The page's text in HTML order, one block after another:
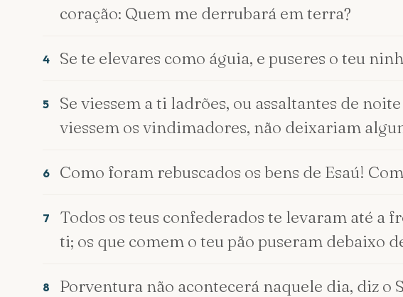
coração: Quem me derrubará em terra?
4 Se te elevares como águia, e puseres o teu
5
Se viessem a ti ladrões, ou assaltantes de
viessem os vindimadores, não deixariam
6 Como foram rebuscados os bens de Esaú!
7
Todos os teus confederados te levaram até a
ti; os que comem o teu pão puseram debaixo
8
Porventura não acontecerá naquele dia, diz o